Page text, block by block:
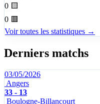
0 🟨
0 🟥
Voir toutes les statistiques →
Derniers matchs
03/05/2026
Angers
33 - 13
Boulogne-Billancourt